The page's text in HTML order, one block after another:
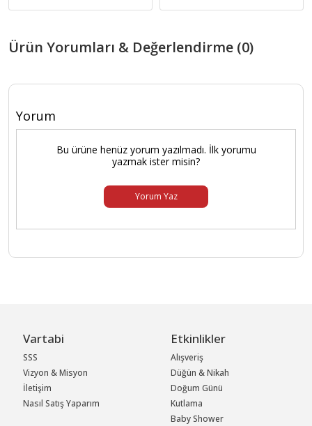
Ürün Yorumları & Değerlendirme (0)
Yorum
Bu ürüne henüz yorum yazılmadı. İlk yorumu
yazmak ister misin?
Yorum Yaz
Vartabi
SSS
Vizyon & Misyon
İletişim
Nasıl Satış Yaparım
Etkinlikler
Alışveriş
Düğün & Nikah
Doğum Günü
Kutlama
Baby Shower